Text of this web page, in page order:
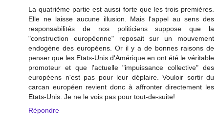
La quatrième partie est aussi forte que les trois premières.
Elle ne laisse aucune illusion. Mais l'appel au sens des
responsabilités de nos politiciens suppose que la
"construction européenne" reposait sur un mouvement
endogène des européens. Or il y a de bonnes raisons de
penser que les Etats-Unis d'Amérique en ont été le véritable
promoteur et que l'actuelle "impuissance collective" des
européens n'est pas pour leur déplaire. Vouloir sortir du
carcan européen revient donc à affronter directement les
Etats-Unis. Je ne le vois pas pour tout-de-suite!
Répondre